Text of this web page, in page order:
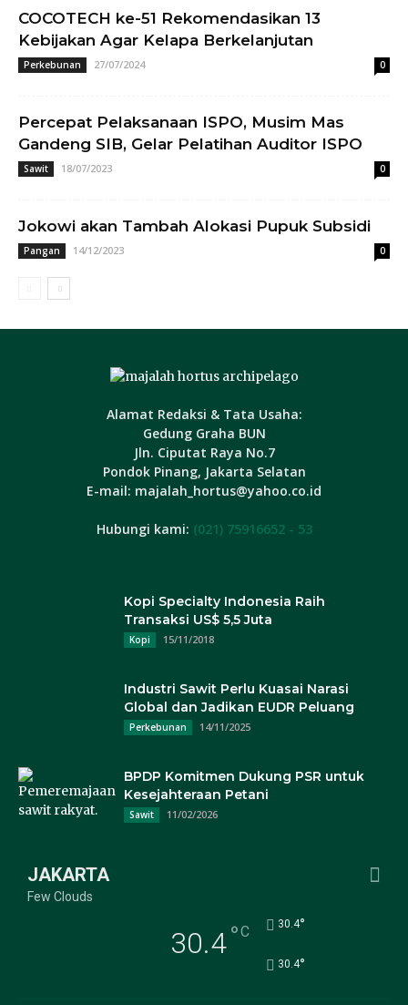
COCOTECH ke-51 Rekomendasikan 13
Kebijakan Agar Kelapa Berkelanjutan
Perkebunan 27/07/2024 0
Percepat Pelaksanaan ISPO, Musim Mas
Gandeng SIB, Gelar Pelatihan Auditor ISPO
Sawit 18/07/2023 0
Jokowi akan Tambah Alokasi Pupuk Subsidi
Pangan 14/12/2023 0
Alamat Redaksi & Tata Usaha:
Gedung Graha BUN
Jln. Ciputat Raya No.7
Pondok Pinang, Jakarta Selatan
E-mail: majalah_hortus@yahoo.co.id
Hubungi kami: (021) 75916652 - 53
Kopi Specialty Indonesia Raih
Transaksi US$ 5,5 Juta
Kopi 15/11/2018
Industri Sawit Perlu Kuasai Narasi
Global dan Jadikan EUDR Peluang
Perkebunan 14/11/2025
BPDP Komitmen Dukung PSR untuk
Kesejahteraan Petani
Sawit 11/02/2026
JAKARTA
Few Clouds
30.4°C 30.4°
30.4°